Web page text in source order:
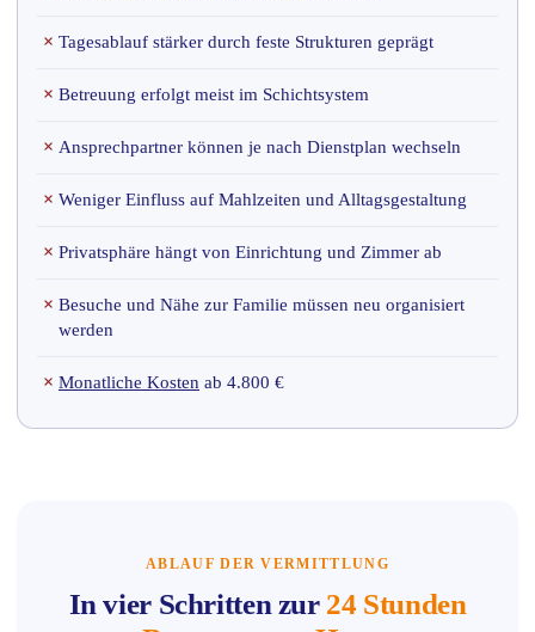
× Tagesablauf stärker durch feste Strukturen geprägt
× Betreuung erfolgt meist im Schichtsystem
× Ansprechpartner können je nach Dienstplan wechseln
× Weniger Einfluss auf Mahlzeiten und Alltagsgestaltung
× Privatsphäre hängt von Einrichtung und Zimmer ab
× Besuche und Nähe zur Familie müssen neu organisiert
werden
× Monatliche Kosten ab 4.800 €
ABLAUF DER VERMITTLUNG
In vier Schritten zur 24 Stunden